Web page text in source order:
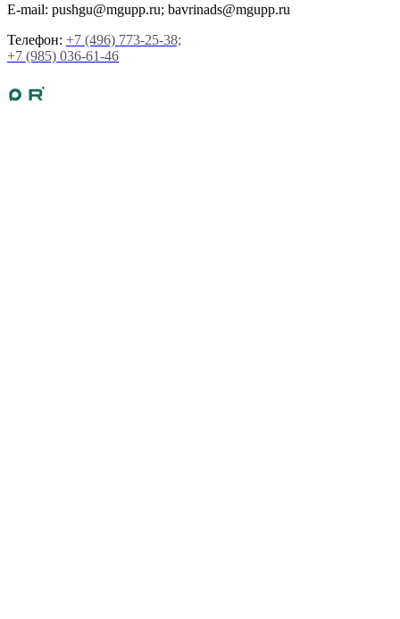
E-mail: pushgu@mgupp.ru; bavrinads@mgupp.ru
Телефон: +7 (496) 773-25-38;
+7 (985) 036-61-46